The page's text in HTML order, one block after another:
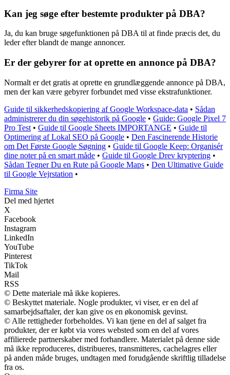
Kan jeg søge efter bestemte produkter på DBA?
Ja, du kan bruge søgefunktionen på DBA til at finde præcis det, du
leder efter blandt de mange annoncer.
Er der gebyrer for at oprette en annonce på DBA?
Normalt er det gratis at oprette en grundlæggende annonce på DBA,
men der kan være gebyrer forbundet med visse ekstrafunktioner.
Guide til sikkerhedskopiering af Google Workspace-data • Sådan
administrerer du din søgehistorik på Google • Guide: Google Pixel 7
Pro Test • Guide til Google Sheets IMPORTANGE • Guide til
Optimering af Lokal SEO på Google • Den Fascinerende Historie
om Det Første Google Søgning • Guide til Google Keep: Organisér
dine noter på en smart måde • Guide til Google Drev kryptering •
Sådan Tegner Du en Rute på Google Maps • Den Ultimative Guide
til Google Vejrstation •
Firma Site
Del med hjertet
X
Facebook
Instagram
LinkedIn
YouTube
Pinterest
TikTok
Mail
RSS
© Dette materiale må ikke kopieres.
© Beskyttet materiale. Nogle produkter, vi viser, er en del af
samarbejdsaftaler, der kan give os en økonomisk gevinst.
© Alle rettigheder forbeholdes. Vi kan tjene en del af salget fra
produkter, der er købt via vores websted som en del af vores
affilierede partnerskaber med forhandlere. Materialet på denne side
må ikke reproduceres, distribueres, transmitteres, cachelagres eller
på anden måde bruges, undtagen med forudgående skriftlig tilladelse
fra os.